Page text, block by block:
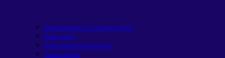
Ebook Da Meta Ao Investimento 2026
Onde investir
Onde investir em Renda Fixa
Carteira de FIIs